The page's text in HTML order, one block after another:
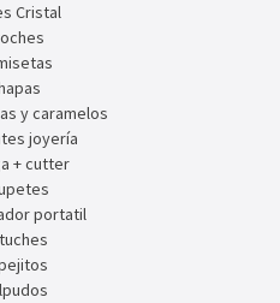
Cristal
y caramelos
joyería
+ cutter
portatil